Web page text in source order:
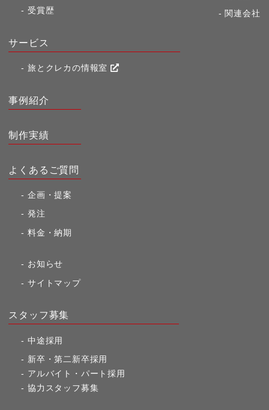
受賞歴
サービス
旅とクレカの情報室
関連会社
事例紹介
制作実績
よくあるご質問
企画・提案
発注
料金・納期
お知らせ
サイトマップ
スタッフ募集
中途採用
新卒・第二新卒採用
アルバイト・パート採用
協力スタッフ募集